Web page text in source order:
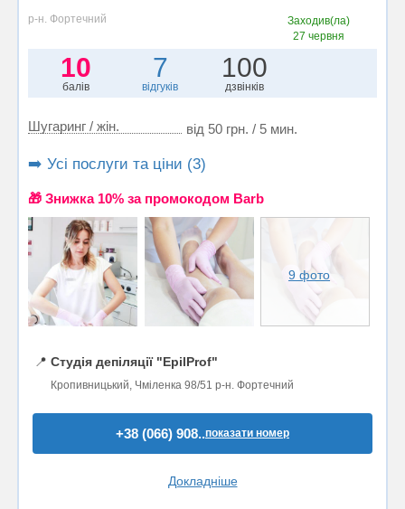
р-н. Фортечний
Заходив(ла)
27 червня
10
балів
7
відгуків
100
дзвінків
Шугаринг / жін. від 50 грн. / 5 мин.
➡️ Усі послуги та ціни (3)
🎁 Знижка 10% за промокодом Barb
9 фото
📍 Студія депіляції "EpilProf"
Кропивницький, Чміленка 98/51 р-н. Фортечний
+38 (066) 908..показати номер
Докладніше